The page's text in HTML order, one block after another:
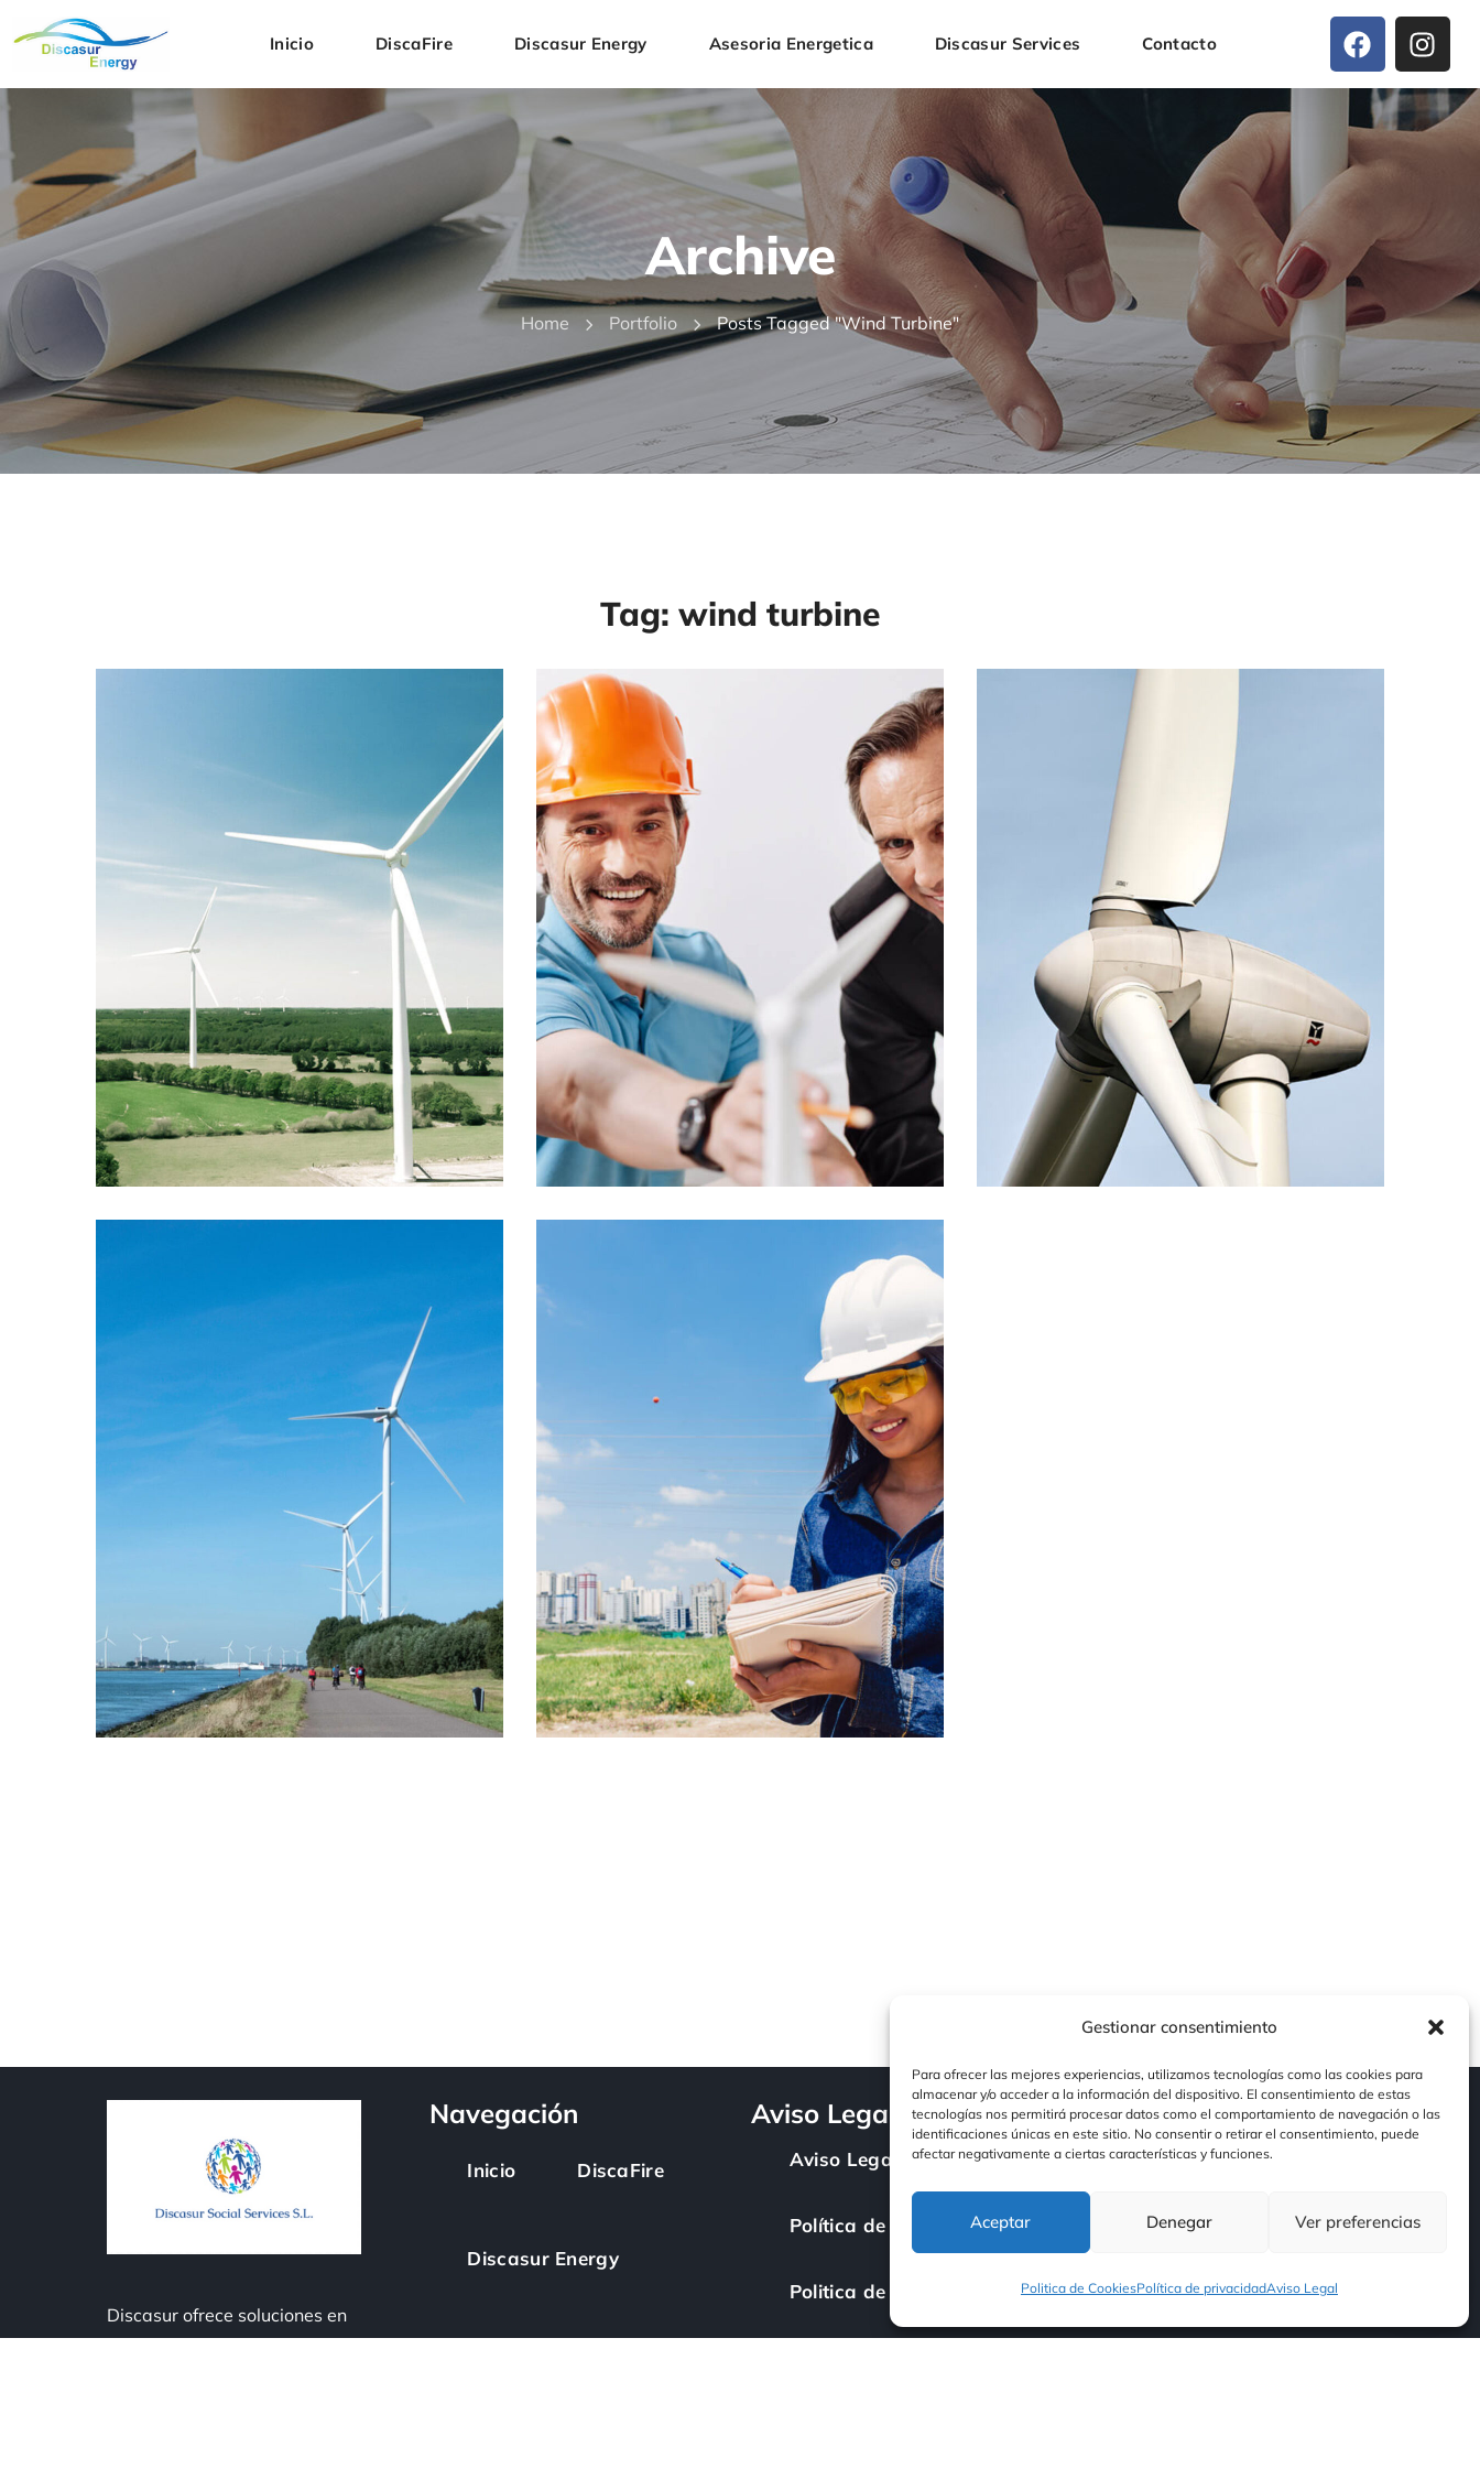
Gestionar consentimiento
Para ofrecer las mejores experiencias, utilizamos tecnologías como las cookies para
almacenar y/o acceder a la información del dispositivo. El consentimiento de estas
tecnologías nos permitirá procesar datos como el comportamiento de navegación o las
identificaciones únicas en este sitio. No consentir o retirar el consentimiento, puede
afectar negativamente a ciertas características y funciones.
Aceptar Denegar Ver preferencias
Politica de CookiesPolítica de privacidadAviso Legal
Inicio DiscaFire Discasur Energy Asesoria Energetica Discasur Services Contacto
Archive
Home Portfolio Posts Tagged "wind Turbine"
Tag: wind turbine
Discasur ofrece soluciones en
Navegación
Inicio DiscaFire
Discasur Energy
Aviso Legal
Aviso Legal
Política de privacidad
Politica de Cookies
Contacto
Contacto
Nuestras Redes